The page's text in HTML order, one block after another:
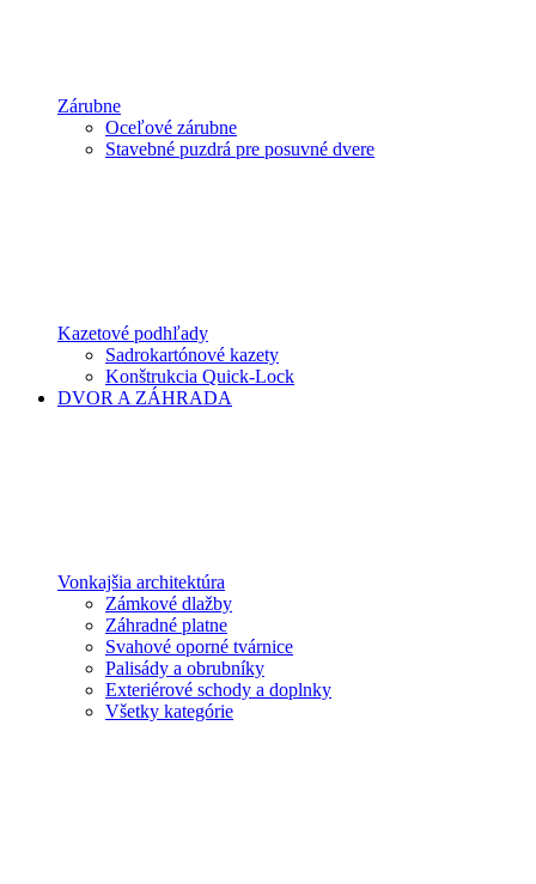
Zárubne
Oceľové zárubne
Stavebné puzdrá pre posuvné dvere
Kazetové podhľady
Sadrokartónové kazety
Konštrukcia Quick-Lock
DVOR A ZÁHRADA
Vonkajšia architektúra
Zámkové dlažby
Záhradné platne
Svahové oporné tvárnice
Palisády a obrubníky
Exteriérové schody a doplnky
Všetky kategórie